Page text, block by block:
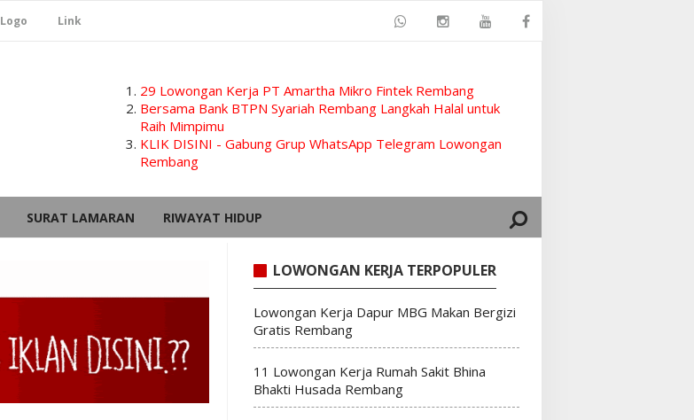
Logo Link
29 Lowongan Kerja PT Amartha Mikro Fintek Rembang
Bersama Bank BTPN Syariah Rembang Langkah Halal untuk
Raih Mimpimu
KLIK DISINI - Gabung Grup WhatsApp Telegram Lowongan
Rembang
SURAT LAMARAN RIWAYAT HIDUP
LOWONGAN KERJA TERPOPULER
Lowongan Kerja Dapur MBG Makan Bergizi
Gratis Rembang
11 Lowongan Kerja Rumah Sakit Bhina
Bhakti Husada Rembang